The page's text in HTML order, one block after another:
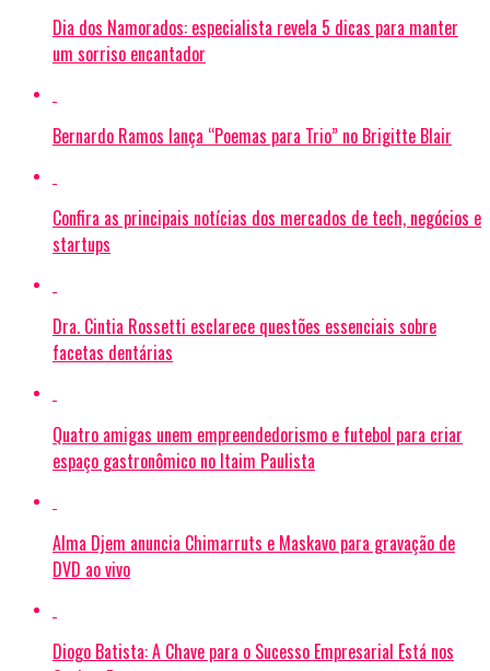
Dia dos Namorados: especialista revela 5 dicas para manter
um sorriso encantador
Bernardo Ramos lança “Poemas para Trio” no Brigitte Blair
Confira as principais notícias dos mercados de tech, negócios e
startups
Dra. Cintia Rossetti esclarece questões essenciais sobre
facetas dentárias
Quatro amigas unem empreendedorismo e futebol para criar
espaço gastronômico no Itaim Paulista
Alma Djem anuncia Chimarruts e Maskavo para gravação de
DVD ao vivo
Diogo Batista: A Chave para o Sucesso Empresarial Está nos